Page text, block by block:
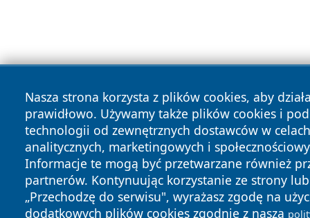
Nasza strona korzysta z plików cookies, aby
prawidłowo. Używamy także plików cookies i
technologii od zewnętrznych dostawców w celach
analitycznych, marketingowych i
Informacje te mogą być przetwarzane również
partnerów. Kontynuując korzystanie ze strony
„Przechodzę do serwisu", wyrażasz zgodę na
dodatkowych plików cookies zgodnie z naszą